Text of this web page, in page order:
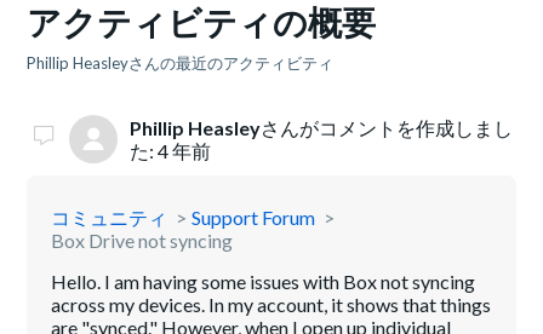
アクティビティの概要
Phillip Heasleyさんの最近のアクティビティ
Phillip Heasleyさんがコメントを作成しまし
た:4 年前
コミュニティ
Support Forum
Box Drive not syncing
Hello. I am having some issues with Box not syncing
across my devices. In my account, it shows that things
are "synced." However, when I open up individual